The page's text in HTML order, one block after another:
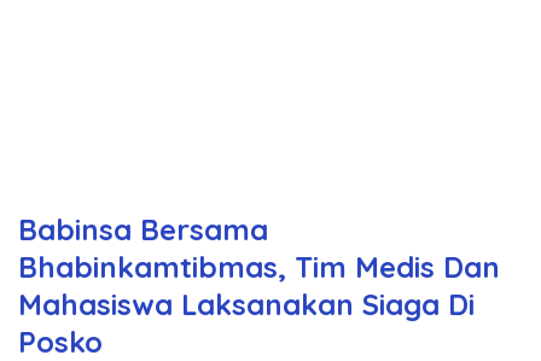
Babinsa Bersama
Bhabinkamtibmas, Tim Medis Dan
Mahasiswa Laksanakan Siaga Di
Posko